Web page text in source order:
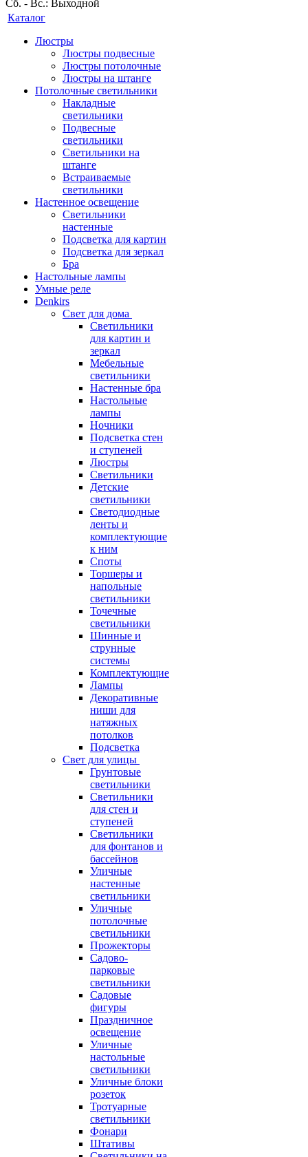
Сб. - Вс.: Выходной
Каталог
Люстры
Люстры подвесные
Люстры потолочные
Люстры на штанге
Потолочные светильники
Накладные
светильники
Подвесные
светильники
Светильники на
штанге
Встраиваемые
светильники
Настенное освещение
Светильники
настенные
Подсветка для картин
Подсветка для зеркал
Бра
Настольные лампы
Умные реле
Denkirs
Свет для дома
Светильники
для картин и
зеркал
Мебельные
светильники
Настенные бра
Настольные
лампы
Ночники
Подсветка стен
и ступеней
Люстры
Светильники
Детские
светильники
Светодиодные
ленты и
комплектующие
к ним
Споты
Торшеры и
напольные
светильники
Точечные
светильники
Шинные и
струнные
системы
Комплектующие
Лампы
Декоративные
ниши для
натяжных
потолков
Подсветка
Свет для улицы
Грунтовые
светильники
Светильники
для стен и
ступеней
Светильники
для фонтанов и
бассейнов
Уличные
настенные
светильники
Уличные
потолочные
светильники
Прожекторы
Садово-
парковые
светильники
Садовые
фигуры
Праздничное
освещение
Уличные
настольные
светильники
Уличные блоки
розеток
Тротуарные
светильники
Фонари
Штативы